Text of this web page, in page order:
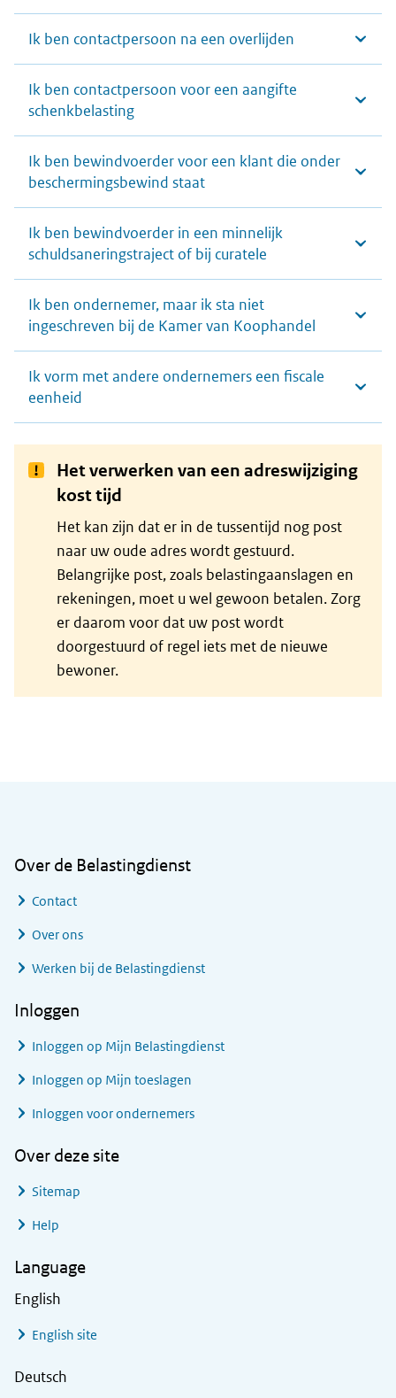
Ik ben contactpersoon na een overlijden
Ik ben contactpersoon voor een aangifte
schenkbelasting
Ik ben bewindvoerder voor een klant die onder
beschermingsbewind staat
Ik ben bewindvoerder in een minnelijk
schuldsaneringstraject of bij curatele
Ik ben ondernemer, maar ik sta niet
ingeschreven bij de Kamer van Koophandel
Ik vorm met andere ondernemers een fiscale
eenheid
Het verwerken van een adreswijziging
kost tijd
Het kan zijn dat er in de tussentijd nog post
naar uw oude adres wordt gestuurd.
Belangrijke post, zoals belastingaanslagen en
rekeningen, moet u wel gewoon betalen. Zorg
er daarom voor dat uw post wordt
doorgestuurd of regel iets met de nieuwe
bewoner.
Over de Belastingdienst
Contact
Over ons
Werken bij de Belastingdienst
Inloggen
Inloggen op Mijn Belastingdienst
Inloggen op Mijn toeslagen
Inloggen voor ondernemers
Over deze site
Sitemap
Help
Language
English
English site
Deutsch